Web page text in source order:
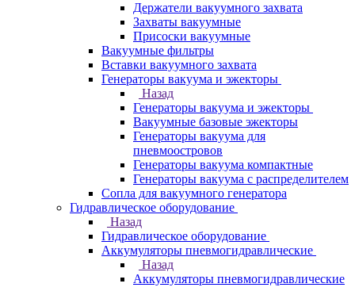
Держатели вакуумного захвата
Захваты вакуумные
Присоски вакуумные
Вакуумные фильтры
Вставки вакуумного захвата
Генераторы вакуума и эжекторы
Назад
Генераторы вакуума и эжекторы
Вакуумные базовые эжекторы
Генераторы вакуума для
пневмоостровов
Генераторы вакуума компактные
Генераторы вакуума с распределителем
Сопла для вакуумного генератора
Гидравлическое оборудование
Назад
Гидравлическое оборудование
Аккумуляторы пневмогидравлические
Назад
Аккумуляторы пневмогидравлические